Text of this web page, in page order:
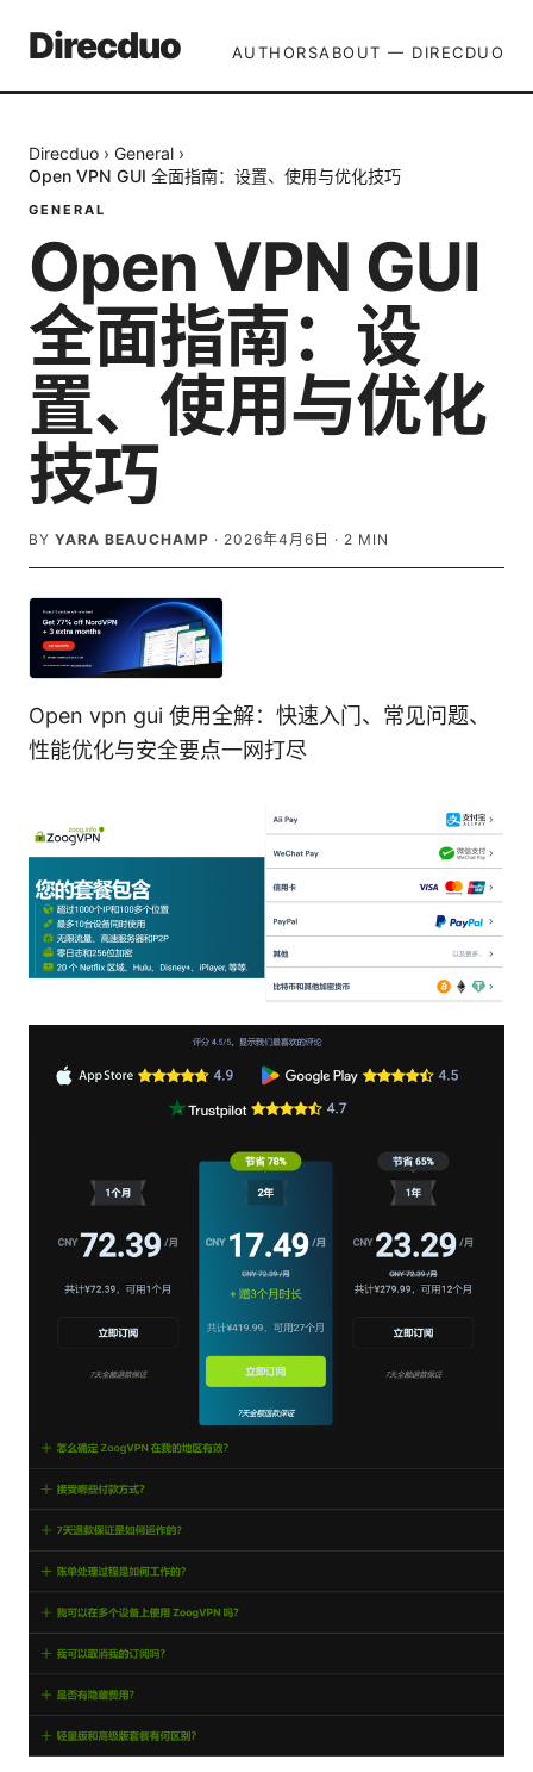
Direcduo AUTHORSABOUT — DIRECDUO
Direcduo › General ›
Open VPN GUI 全面指南：设置、使用与优化技巧
GENERAL
Open VPN GUI
全面指南：设
置、使用与优化
技巧
BY YARA BEAUCHAMP · 2026年4月6日 · 2 MIN
Open vpn gui 使用全解：快速入门、常见问题、
性能优化与安全要点一网打尽